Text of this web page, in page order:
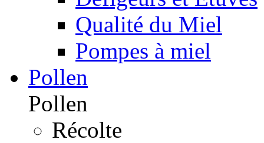
Qualité du Miel
Pompes à miel
Pollen
Pollen
Récolte